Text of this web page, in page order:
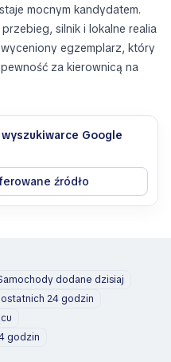
mocnym kandydatem.
silnik i lokalne realia
egzemplarz, który
za kierownicą na
Google
źródło
dodane dzisiaj
24 godzin
godzin